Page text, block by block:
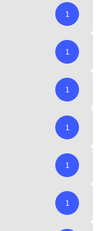
1
1
1
1
1
1